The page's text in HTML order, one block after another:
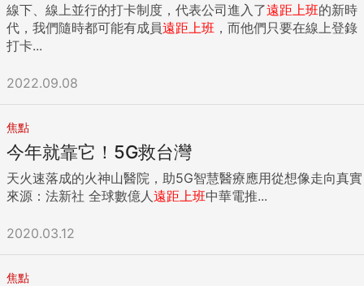
線下、線上並行的打卡制度，代表公司進入了遠距 上班的新時
代，我們隨時都可能有成員遠距 上班 ，而他們只要在線上登錄
打卡...
2022.09.08
焦點
今年就靠它！5G救台灣
天火速落成的火神山醫院，助5G智慧醫療應用從想像走向真實
來源：法新社 全球數億人 遠距 上班中華電推...
2020.03.12
焦點